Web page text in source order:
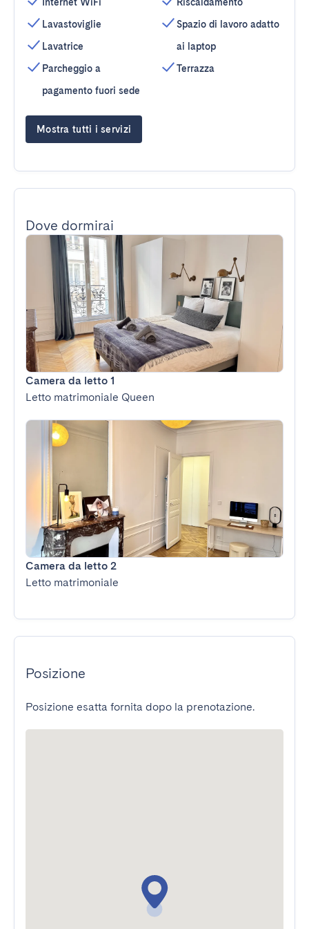
Lavastoviglie
Lavatrice
Parcheggio a
pagamento fuori sede
Spazio di lavoro adatto
ai laptop
Terrazza
Mostra tutti i servizi
Dove dormirai
Camera da letto 1
Letto matrimoniale Queen
Camera da letto 2
Letto matrimoniale
Posizione
Posizione esatta fornita dopo la prenotazione.